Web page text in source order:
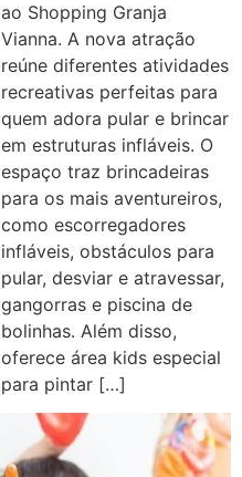
ao Shopping Granja
Vianna. A nova atração
reúne diferentes atividades
recreativas perfeitas para
quem adora pular e brincar
em estruturas infláveis. O
espaço traz brincadeiras
para os mais aventureiros,
como escorregadores
infláveis, obstáculos para
pular, desviar e atravessar,
gangorras e piscina de
bolinhas. Além disso,
oferece área kids especial
para pintar […]